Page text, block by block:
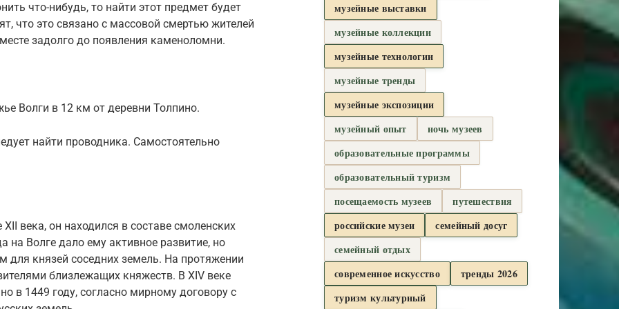
что-нибудь, то найти этот предмет будет
что это связано с массовой смертью жителей
задолго до появления каменоломни.
Волги в 12 км от деревни Толпино.
найти проводника. Самостоятельно
века, он находился в составе смоленских
на Волге дало ему активное развитие, но
для князей соседних земель. На протяжении
близлежащих княжеств. В XIV веке
в 1449 году, согласно мирному договору с
музейные выставки
музейные коллекции
музейные технологии
музейные тренды
музейные экспозиции
музейный опыт
ночь музеев
образовательные программы
образовательный туризм
посещаемость музеев
путешествия
российские музеи
семейный досуг
семейный отдых
современное искусство
тренды 2026
туризм культурный